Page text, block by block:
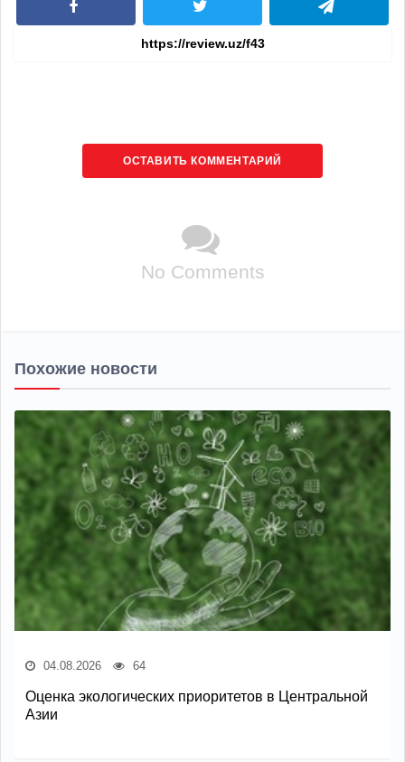
ОСТАВИТЬ КОММЕНТАРИЙ
No Comments
Похожие новости
04.08.2026 64
Оценка экологических приоритетов в Центральной
Азии